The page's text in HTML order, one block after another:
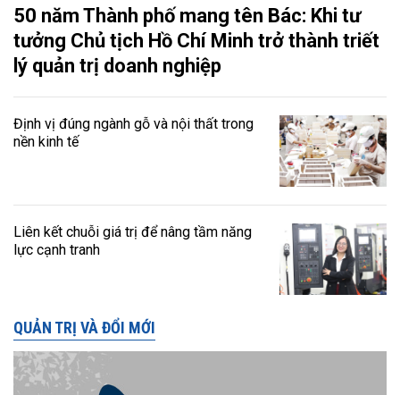
50 năm Thành phố mang tên Bác: Khi tư
tưởng Chủ tịch Hồ Chí Minh trở thành triết
lý quản trị doanh nghiệp
Định vị đúng ngành gỗ và nội thất trong
nền kinh tế
Liên kết chuỗi giá trị để nâng tầm năng
lực cạnh tranh
QUẢN TRỊ VÀ ĐỔI MỚI